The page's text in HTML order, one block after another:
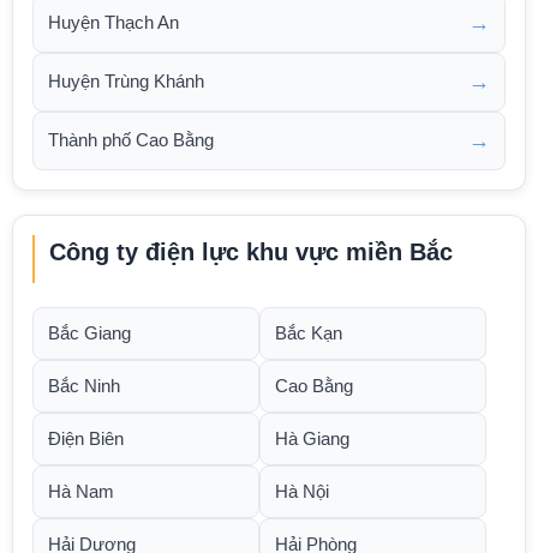
Huyện Thạch An →
Huyện Trùng Khánh →
Thành phố Cao Bằng →
Công ty điện lực khu vực miền Bắc
Bắc Giang Bắc Kạn
Bắc Ninh Cao Bằng
Điện Biên Hà Giang
Hà Nam Hà Nội
Hải Dương Hải Phòng